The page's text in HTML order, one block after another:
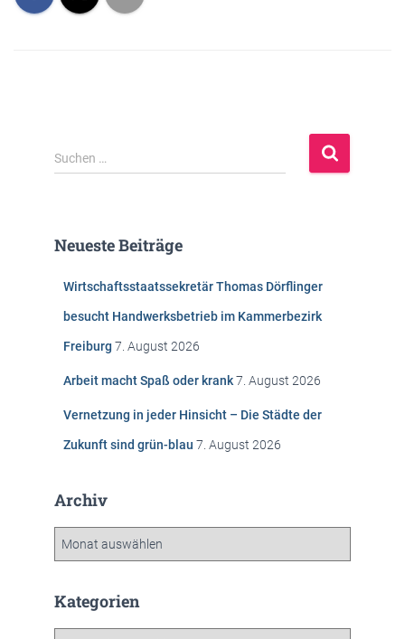
S
u
n
Suchen …
Neueste Beiträge
Wirtschaftsstaatssekretär Thomas Dörflinger
besucht Handwerksbetrieb im Kammerbezirk
Freiburg 7. August 2026
Arbeit macht Spaß oder krank7. August 2026
Vernetzung in jeder Hinsicht – Die Städte der
Zukunft sind grün-blau 7. August 2026
Archiv
h
Kategorien